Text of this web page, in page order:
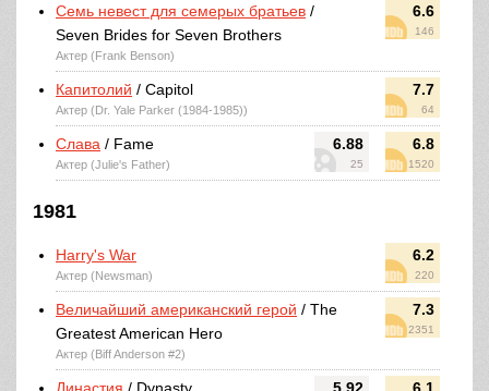
6.6
146
Семь невест для семерых братьев /
Seven Brides for Seven Brothers
Актер (Frank Benson)
7.7
64
Капитолий / Capitol
Актер (Dr. Yale Parker (1984-1985))
6.88
25
6.8
1520
Слава / Fame
Актер (Julie's Father)
1981
6.2
220
Harry's War
Актер (Newsman)
7.3
2351
Величайший американский герой / The
Greatest American Hero
Актер (Biff Anderson #2)